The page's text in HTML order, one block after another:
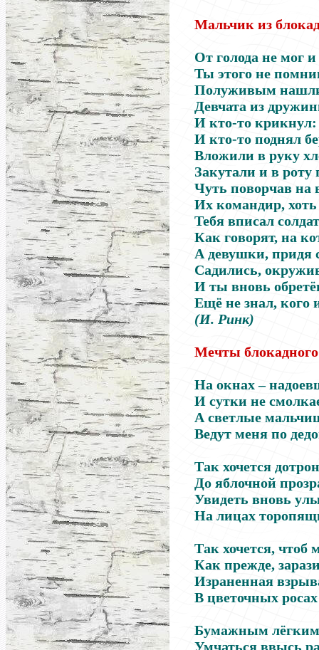
Мальчик из
От голода не мог
Ты этого не
Полуживым
Девчата из
И кто-то крикнул:
И кто-то поднял
Вложили в руку
Закутали и в роту
Чуть поворчав
Их командир, хоть
Тебя вписал
Как говорят, на
А девушки, придя
Садились,
И ты вновь
Ещё не знал, кого
(И. Ринк)
Мечты
На окнах–
И сутки не
А светлые
Ведут меня по
Так хочется
До яблочной
Увидеть вновь
На лицах
Так хочется, чтоб
Как прежде,
Израненная
В цветочных
Бумажным лёгким
Умчаться ввысь